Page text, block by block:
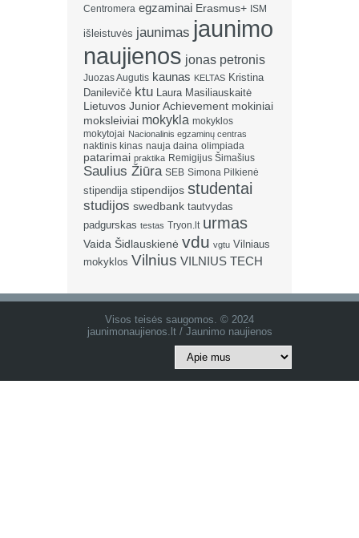
Centromera egzaminai Erasmus+ ISM
išleistuvės jaunimas jaunimo
naujienos jonas petronis
Juozas Augutis kaunas KELTAS Kristina
Danilevičė ktu Laura Masiliauskaitė
Lietuvos Junior Achievement mokiniai
moksleiviai mokykla mokyklos
mokytojai Nacionalinis egzaminų centras
naktinis kinas nauja daina olimpiada
patarimai praktika Remigijus Šimašius
Saulius Žiūra SEB Simona Pilkienė
stipendija stipendijos studentai
studijos swedbank tautvydas
padgurskas testas Tryon.lt urmas
Vaida Šidlauskienė vdu vgtu Vilniaus
mokyklos Vilnius VILNIUS TECH
Visos teisės saugomos. © 2024
jaunimonaujienos.lt / Jaunimo naujienos